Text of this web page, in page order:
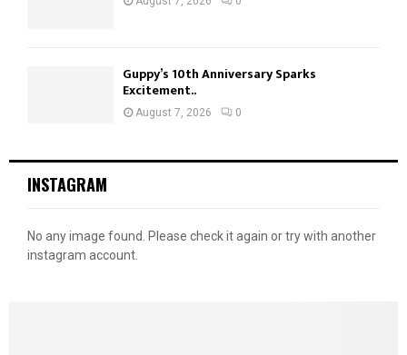
Guppy’s 10th Anniversary Sparks
Excitement..
August 7, 2026 0
INSTAGRAM
No any image found. Please check it again or try with another
instagram account.